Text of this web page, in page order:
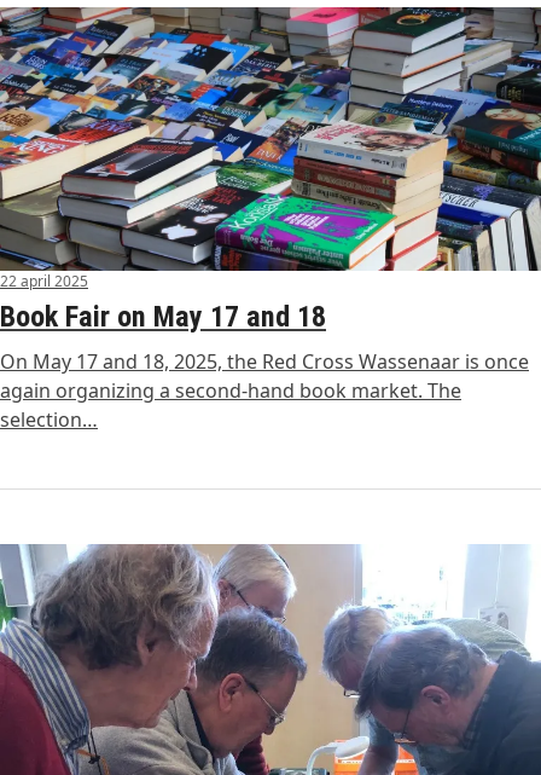
22 april 2025
Book Fair on May 17 and 18
On May 17 and 18, 2025, the Red Cross Wassenaar is once
again organizing a second-hand book market. The
selection…